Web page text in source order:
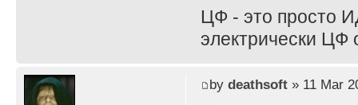
ЦФ - это просто
электрически ЦФ
by deathsoft» 11 Mar